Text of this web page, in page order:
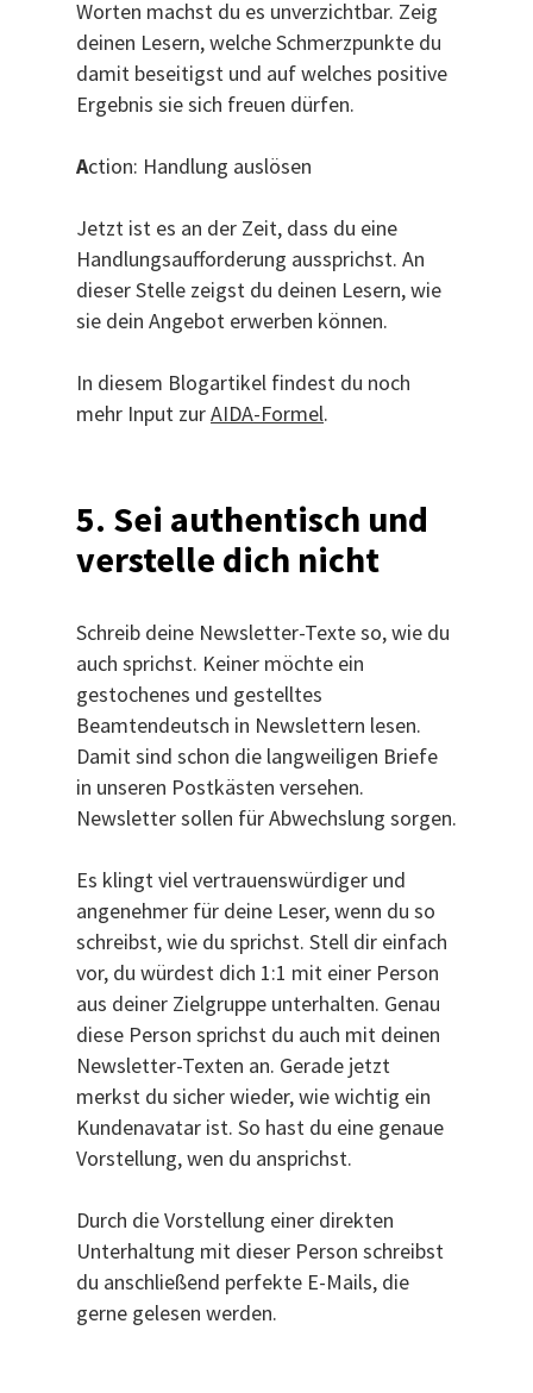
Worten machst du es unverzichtbar. Zeig
deinen Lesern, welche Schmerzpunkte du
damit beseitigst und auf welches positive
Ergebnis sie sich freuen dürfen.
Action: Handlung auslösen
Jetzt ist es an der Zeit, dass du eine
Handlungsaufforderung aussprichst. An
dieser Stelle zeigst du deinen Lesern, wie
sie dein Angebot erwerben können.
In diesem Blogartikel findest du noch
mehr Input zurAIDA-Formel.
5. Sei authentisch und
verstelle dich nicht
Schreib deine Newsletter-Texte so, wie du
auch sprichst. Keiner möchte ein
gestochenes und gestelltes
Beamtendeutsch in Newslettern lesen.
Damit sind schon die langweiligen Briefe
in unseren Postkästen versehen.
Newsletter sollen für Abwechslung sorgen.
Es klingt viel vertrauenswürdiger und
angenehmer für deine Leser, wenn du so
schreibst, wie du sprichst. Stell dir einfach
vor, du würdest dich 1:1 mit einer Person
aus deiner Zielgruppe unterhalten. Genau
diese Person sprichst du auch mit deinen
Newsletter-Texten an. Gerade jetzt
merkst du sicher wieder, wie wichtig ein
Kundenavatar ist. So hast du eine genaue
Vorstellung, wen du ansprichst.
Durch die Vorstellung einer direkten
Unterhaltung mit dieser Person schreibst
du anschließend perfekte E-Mails, die
gerne gelesen werden.